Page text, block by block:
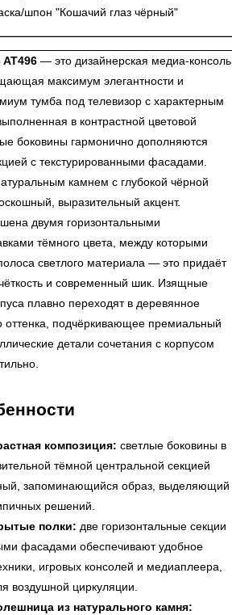
шпон "Кошачий глаз чёрный"
— это дизайнерская медиа-консоль
максимум элегантности и
тумба под телевизор с характерным
в контрастной цветовой
боковины гармонично дополняются
с текстурированными фасадами.
камнем с глубокой чёрной
выразительный акцент.
двумя горизонтальными
тёмного цвета, между которыми
светлого материала — это придаёт
и современный шик. Изящные
плавно переходят в деревянное
оттенка, подчёркивающее премиальный
детали сочетания с корпусом
композиция: светлые боковины в
тёмной центральной секцией
запоминающийся образ, выделяющий
решений.
полки: две горизонтальные секции
фасадами обеспечивают удобное
игровых консолей и медиаплеера,
воздушной циркуляции.
из натурального камня: